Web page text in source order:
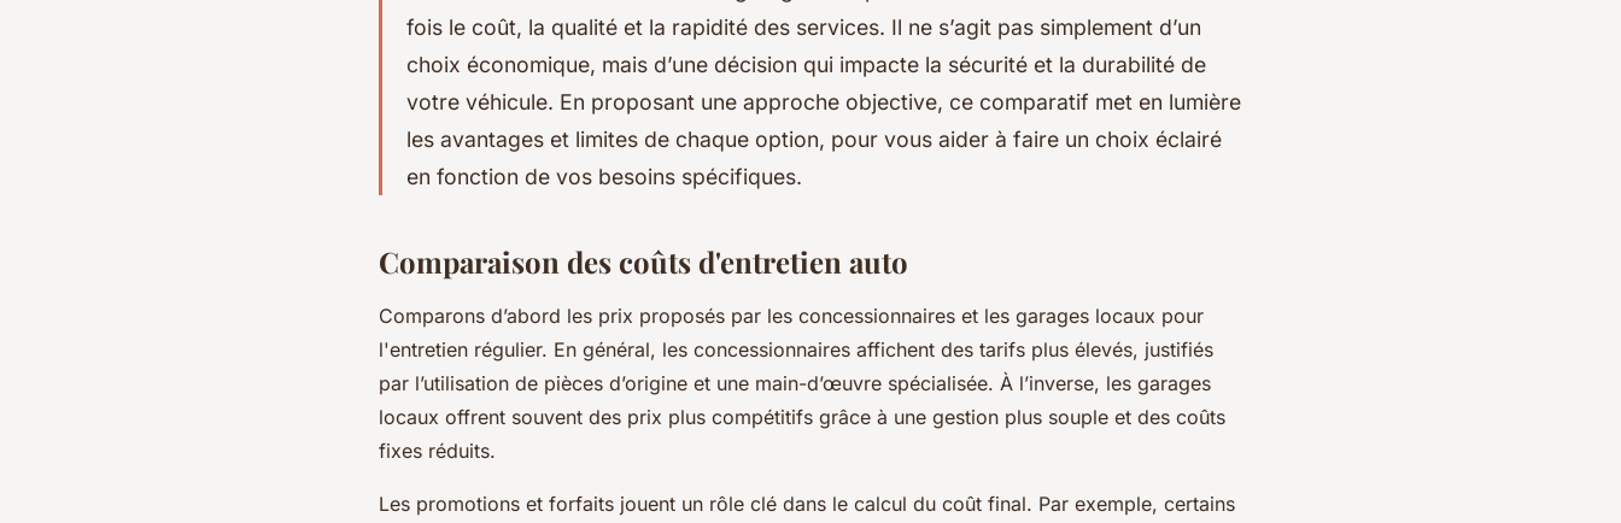
fois le coût, la qualité et la rapidité des services. Il ne s’agit pas simplement d’un
choix économique, mais d’une décision qui impacte la sécurité et la durabilité de
votre véhicule. En proposant une approche objective, ce comparatif met en lumière
les avantages et limites de chaque option, pour vous aider à faire un choix éclairé
en fonction de vos besoins spécifiques.
Comparaison des coûts d'entretien auto
Comparons d’abord les prix proposés par les concessionnaires et les garages locaux pour
l'entretien régulier. En général, les concessionnaires affichent des tarifs plus élevés, justifiés
par l’utilisation de pièces d’origine et une main-d’œuvre spécialisée. À l’inverse, les garages
locaux offrent souvent des prix plus compétitifs grâce à une gestion plus souple et des coûts
fixes réduits.
Les promotions et forfaits jouent un rôle clé dans le calcul du coût final. Par exemple, certains